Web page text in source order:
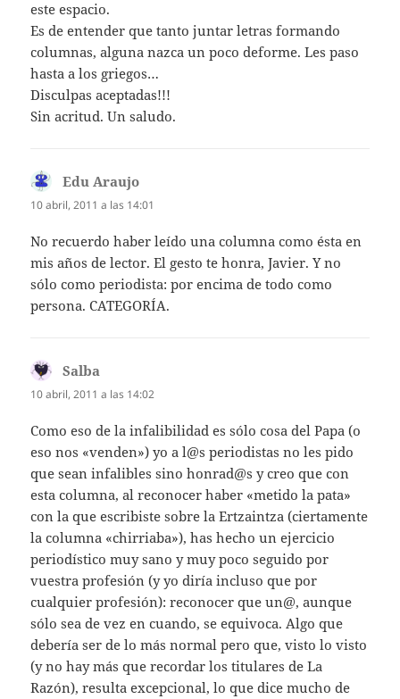
este espacio.
Es de entender que tanto juntar letras formando
columnas, alguna nazca un poco deforme. Les paso
hasta a los griegos…
Disculpas aceptadas!!!
Sin acritud. Un saludo.
Edu Araujo
10 abril, 2011 a las 14:01
No recuerdo haber leído una columna como ésta en
mis años de lector. El gesto te honra, Javier. Y no
sólo como periodista: por encima de todo como
persona. CATEGORÍA.
Salba
10 abril, 2011 a las 14:02
Como eso de la infalibilidad es sólo cosa del Papa (o
eso nos «venden») yo a l@s periodistas no les pido
que sean infalibles sino honrad@s y creo que con
esta columna, al reconocer haber «metido la pata»
con la que escribiste sobre la Ertzaintza (ciertamente
la columna «chirriaba»), has hecho un ejercicio
periodístico muy sano y muy poco seguido por
vuestra profesión (y yo diría incluso que por
cualquier profesión): reconocer que un@, aunque
sólo sea de vez en cuando, se equivoca. Algo que
debería ser de lo más normal pero que, visto lo visto
(y no hay más que recordar los titulares de La
Razón), resulta excepcional, lo que dice mucho de